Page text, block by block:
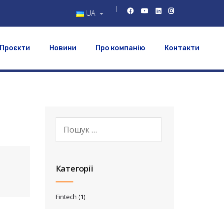
UA
Проєкти Новини Про компанію Контакти
Категорії
Fintech (1)